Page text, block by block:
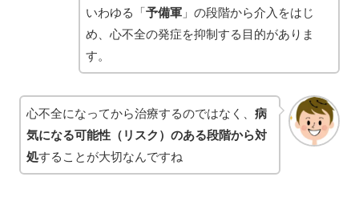
いわゆる「予備軍 」の段階から介入をはじ
め、心不全の発症を抑制する目的がありま
す。
心不全になってから治療するのではなく、 病
気になる可能性 （ リスク ） のある段階から対
処することが大切なんですね